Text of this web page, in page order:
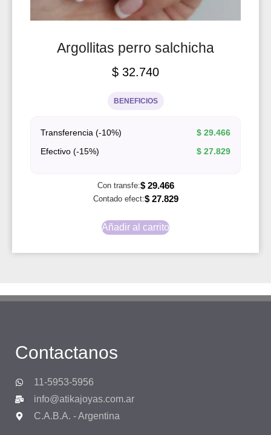
Argollitas perro salchicha
$ 32.740
BENEFICIOS
Transferencia (-10%) $ 29.466
Efectivo (-15%)
$ 27.829
Con transfe:$29.466
Contado efect:$27.829
Añadir al carrito
Contactanos
11-5953-5956
info@atikajoyas.com.ar
C.A.B.A. - Argentina